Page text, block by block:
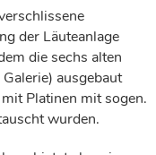
der Läuteanlage
die sechs alten
ausgebaut
Platinen mit sogen.
wurden.